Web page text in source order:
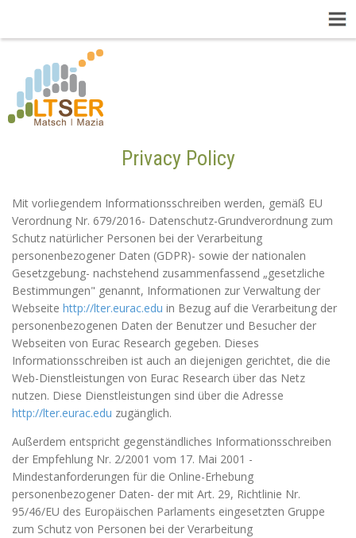
Privacy Policy
Mit vorliegendem Informationsschreiben werden, gemäß EU
Verordnung Nr. 679/2016- Datenschutz-Grundverordnung zum
Schutz natürlicher Personen bei der Verarbeitung
personenbezogener Daten (GDPR)- sowie der nationalen
Gesetzgebung- nachstehend zusammenfassend „gesetzliche
Bestimmungen" genannt, Informationen zur Verwaltung der
Webseite http://lter.eurac.edu in Bezug auf die Verarbeitung der
personenbezogenen Daten der Benutzer und Besucher der
Webseiten von Eurac Research gegeben. Dieses
Informationsschreiben ist auch an diejenigen gerichtet, die die
Web-Dienstleistungen von Eurac Research über das Netz
nutzen. Diese Dienstleistungen sind über die Adresse
http://lter.eurac.edu zugänglich.
Außerdem entspricht gegenständliches Informationsschreiben
der Empfehlung Nr. 2/2001 vom 17. Mai 2001 -
Mindestanforderungen für die Online-Erhebung
personenbezogener Daten- der mit Art. 29, Richtlinie Nr.
95/46/EU des Europäischen Parlaments eingesetzten Gruppe
zum Schutz von Personen bei der Verarbeitung